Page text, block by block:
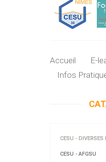
Accueil E-
Infos
CESU - DIVERSES
CESU - AFGSU